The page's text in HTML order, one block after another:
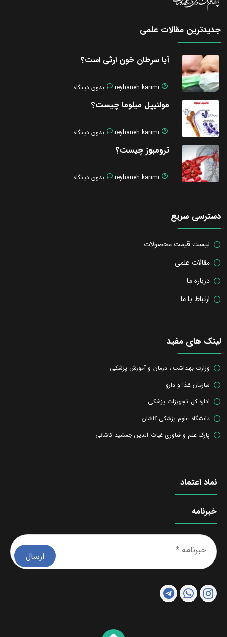
جدیدترین مقالات علمی
آیا سرطان خون ارثی است؟
reyhaneh karimi بدون دیدگاه
مولتیپل میلوما چیست؟
reyhaneh karimi بدون دیدگاه
ترومبوز چیست؟
reyhaneh karimi بدون دیدگاه
دسترسی سریع
لیست قیمت محصولات
مقالات علمی
درباره ما
ارتباط با ما
لینک های مفید
وزارت بهداشت ، درمان و آموزش پزشکی
سازمان غذا و دارو
اداره کل تجهیزات پزشکی
دانشگاه علوم پزشکی کاشان
پارک علم و فناوری غیاث الدین جمشید کاشانی
نماد اعتماد
خبرنامه
*